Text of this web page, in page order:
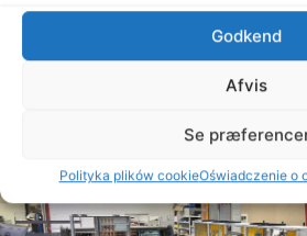
Godkend
Afvis
Se
Polityka plików cookieOświadczenie o
Chociaż lato już w pełni i wielu z nas
wakacjami, nasi wspaniali
Danii, jak i w Polsce –